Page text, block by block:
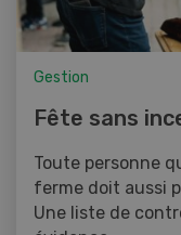
Gestion
Fête sans
Toute personne
ferme doit aussi
Une liste de